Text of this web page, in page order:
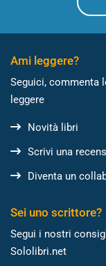
Ami leggere?
Seguici, commenta
leggere
Novità libri
Scrivi una
Diventa un
Sei uno scrittore?
Segui i nostri
Sololibri.net